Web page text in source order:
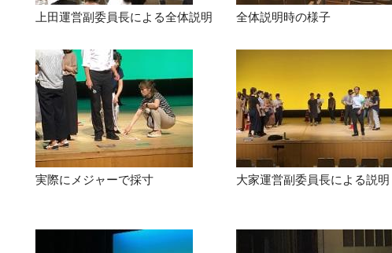
上田運営副委員長による全体説明 全体説明時の様子
実際にメジャーで採寸 大家運営副委員長による説明